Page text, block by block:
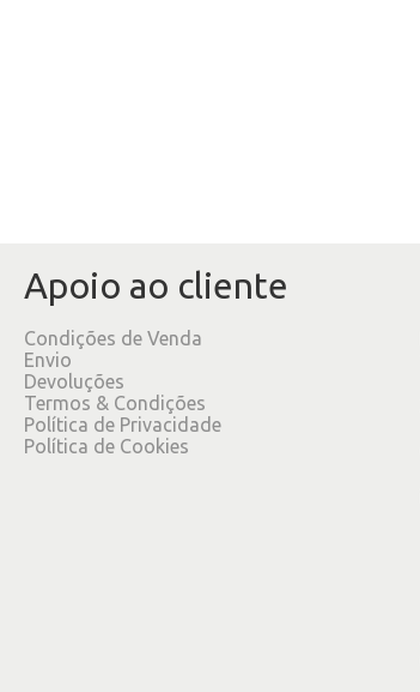
Apoio ao cliente
Condições de Venda
Envio
Devoluções
Termos & Condições
Política de Privacidade
Política de Cookies